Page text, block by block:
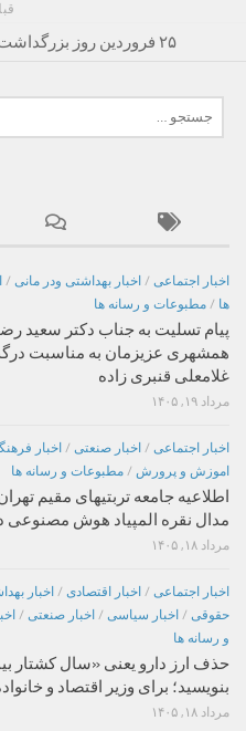
۲۵ فروردین روز بزرگداشت عطار نیشابوری گرامی باد
برای:
اخبار اجتماعی / اخبار بهداشتی ودر مانی /
ها / مطبوعات و رسانه ها
پیام تسلیت به جناب دکتر سعید
همشهری عزیزمان به مناسبت
غلامعلی قنبری زاده
مرداد ۱۹, ۱۴۰۵
اخبار اجتماعی / اخبار صنعتی / اخبار
اموزش و پرورش / مطبوعات و رسانه ها
اطلاعیه جامعه تربتیهای مقیم
مدال نقره المپیاد هوش مصنوعی
مرداد ۱۸, ۱۴۰۵
اخبار اجتماعی / اخبار اقتصادی / اخبار
حقوقی / اخبار سیاسی / اخبار صنعتی /
و رسانه ها
حذف ارز دارو یعنی «سال کشتار
بنویسید؛ برای وزیر اقتصاد و
مرداد ۱۸, ۱۴۰۵